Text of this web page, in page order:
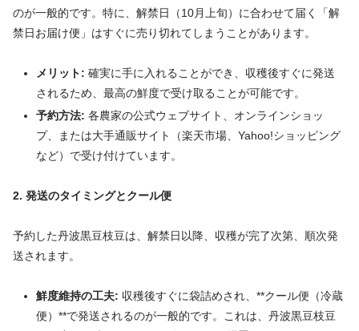
のが一般的です。特に、解禁日（10月上旬）に合わせて届く「解
禁日お届け便」はすぐに売り切れてしまうことがあります。
メリット: 確実に手に入れることができ、収穫後すぐに発送
されるため、最高の鮮度で受け取ることが可能です。
予約方法: 各農家の公式ウェブサイト、オンラインショッ
プ、または大手通販サイト（楽天市場、Yahoo!ショッピング
など）で受け付けています。
2. 発送のタイミングとクール便
予約した丹波黒豆枝豆は、解禁日以降、収穫が完了次第、順次発
送されます。
鮮度維持の工夫: 収穫後すぐに袋詰めされ、**クール便（冷蔵
便）**で発送されるのが一般的です。これは、丹波黒豆枝豆